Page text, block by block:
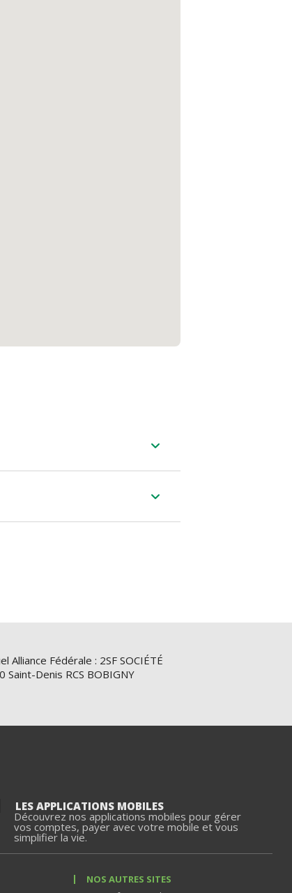
Fédérale : 2SF SOCIÉTÉ
Saint-Denis RCS BOBIGNY
LES APPLICATIONS MOBILES
Découvrez nos applications mobiles pour gérer
vos comptes, payer avec votre mobile et vous
simplifier la vie.
NOS AUTRES SITES